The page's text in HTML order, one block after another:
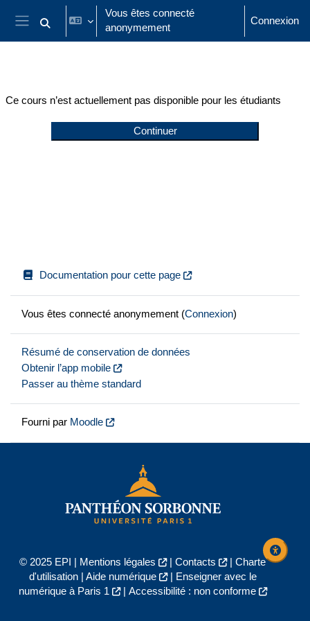
Passer au contenu principal
Panneau latéral
Activer/désactiver la saisie de recherche
Vous êtes connecté
anonymement
Connexion
Ce cours n’est actuellement pas disponible pour les étudiants
Continuer
Documentation pour cette page
Vous êtes connecté anonymement (Connexion)
Résumé de conservation de données
Obtenir l’app mobile
Passer au thème standard
Fourni par Moodle
© 2025 EPI | Mentions légales | Contacts | Charte
d'utilisation| Aide numérique |
Enseigner avec le
numérique à Paris 1
| Accessibilité : non conforme